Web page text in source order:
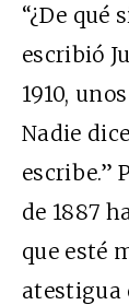
“¿De qué
escribió
1910,
Nadie
escribe.”
de 1887
que esté
atestigua